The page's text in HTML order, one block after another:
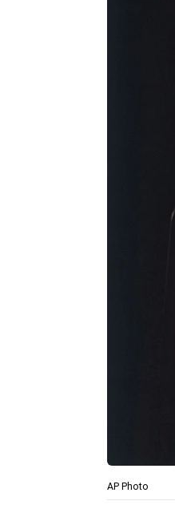
AP Photo